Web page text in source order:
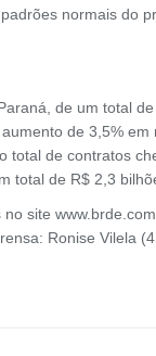
normais do
de um total
de 3,5%
total de contratos
total de R$ 2,3
site
Ronise Vilela